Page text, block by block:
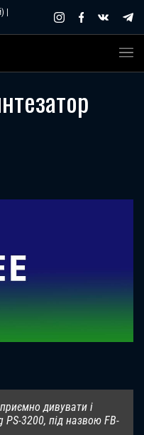
|
дивувати і
3200, під назвою FB-